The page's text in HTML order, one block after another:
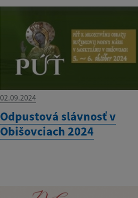
02.09.2024
Odpustová slávnosť v
Obišovciach 2024